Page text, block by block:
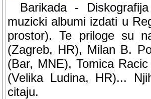
Barikada -
muzicki albumi izdati u
prostor). Te priloge su
(Zagreb, HR), Milan B.
(Bar, MNE), Tomica
(Velika Ludina, HR)...
citaju.